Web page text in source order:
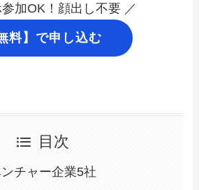
加OK！顔出し不要 ／
料】で申し込む
目次
チャー企業5社